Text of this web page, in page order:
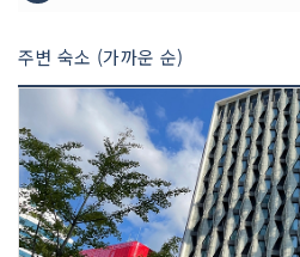
주변 숙소 (가까운 순)